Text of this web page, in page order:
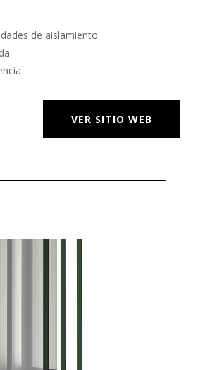
de aislamiento
VER SITIO WEB